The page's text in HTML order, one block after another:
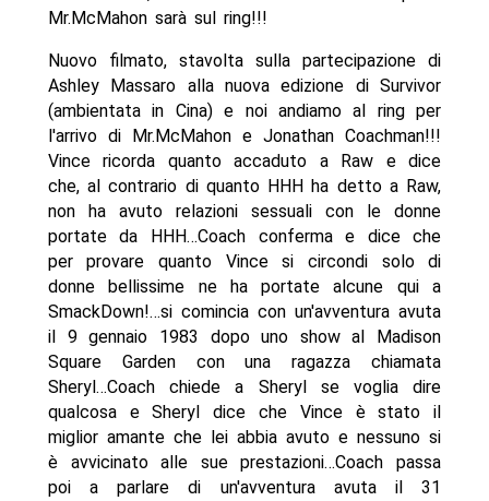
Mr.McMahon sarà sul ring!!!
Nuovo filmato, stavolta sulla partecipazione di
Ashley Massaro alla nuova edizione di Survivor
(ambientata in Cina) e noi andiamo al ring per
l'arrivo di Mr.McMahon e Jonathan Coachman!!!
Vince ricorda quanto accaduto a Raw e dice
che, al contrario di quanto HHH ha detto a Raw,
non ha avuto relazioni sessuali con le donne
portate da HHH…Coach conferma e dice che
per provare quanto Vince si circondi solo di
donne bellissime ne ha portate alcune qui a
SmackDown!…si comincia con un'avventura avuta
il 9 gennaio 1983 dopo uno show al Madison
Square Garden con una ragazza chiamata
Sheryl…Coach chiede a Sheryl se voglia dire
qualcosa e Sheryl dice che Vince è stato il
miglior amante che lei abbia avuto e nessuno si
è avvicinato alle sue prestazioni…Coach passa
poi a parlare di un'avventura avuta il 31